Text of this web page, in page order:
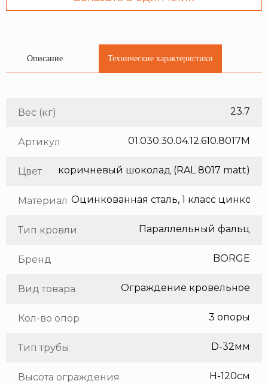
Описание Технические характеристики
Вес (кг) 23.7
Артикул 01.030.30.04.12.610.8017M
Цвет коричневый шоколад (RAL 8017 matt)
Материал
Тип кровли Параллельный фальц
Бренд BORGE
Вид товара Ограждение кровельное
Кол-во опор 3 опоры
Тип трубы D-32мм
Высота ограждения H-120см